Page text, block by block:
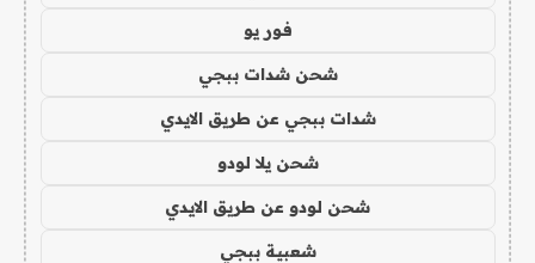
فور يو
شحن شدات ببجي
شدات ببجي عن طريق الايدي
شحن يلا لودو
شحن لودو عن طريق الايدي
شعبية ببجي